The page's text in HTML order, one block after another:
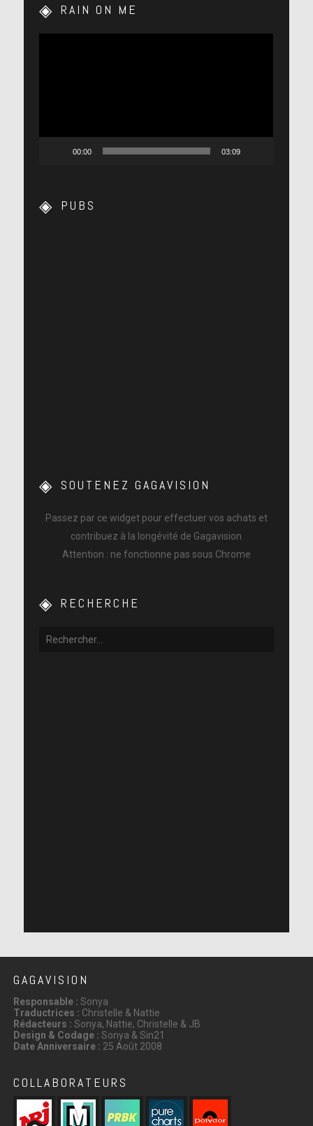
RAIN ON ME
00:00 03:09
PUBS
SOUTENEZ GAGAVISION
Passez par ce widget pour effectuer vos achats et
contribuez à la longévité de Gagavision
Attention : ne fonctionne pas sous Chrome
RECHERCHE
GAGAVISION
Responsable : Sonya
Traductrices : Christelle & Nattie
Rédacteurs : Sonya, Nattie, Christelle & JB
Design & Codage : Sonya & Sin21
Date Anniversaire : 25 Août 2008
COLLABORATEURS